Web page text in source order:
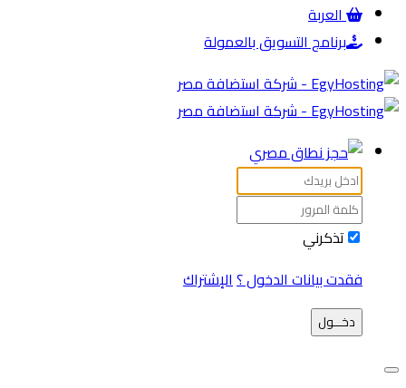
العربة
برنامج التسويق بالعمولة
تذكرني
فقدت بيانات الدخول ؟الإشتراك
دخـــول